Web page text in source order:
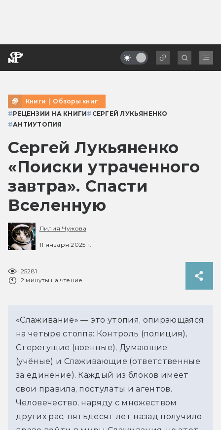
Книги | Обзоры книг
#РЕЦЕНЗИИ НА КНИГИ# СЕРГЕЙ ЛУКЬЯНЕНКО
#АНТИУТОПИЯ
Сергей Лукьяненко
«Поиски утраченного
завтра». Спасти
Вселенную
Лилия Чужова
11 января 2025 г.
25281
2 минуты на чтение
«Слаживание» — это утопия, опирающаяся
на четыре столпа: Контроль (полиция),
Стерегущие (военные), Думающие
(учёные) и Слаживающие (ответственные
за единение). Каждый из блоков имеет
свои правила, постулаты и агентов.
Человечество, наряду с множеством
других рас, пятьдесят лет назад получило